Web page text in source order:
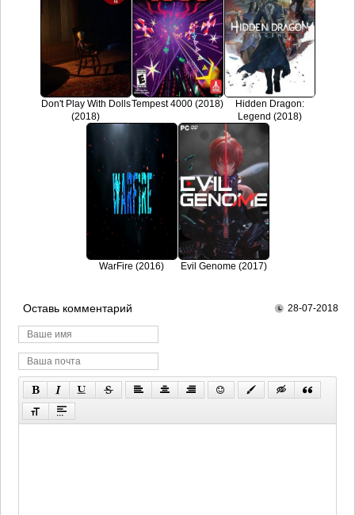
Don't Play With Dolls
(2018)
Tempest 4000 (2018)
Hidden Dragon:
Legend (2018)
WarFire (2016) Evil Genome (2017)
Оставь комментарий 28-07-2018